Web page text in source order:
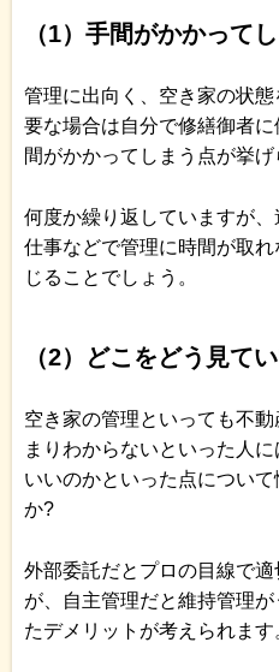
（1）手間がかかって
管理に出向く、空き家の状
要な場合は自分で修繕御者
間がかかってしまう点が挙げ
何度か繰り返していますが
仕事などで管理に時間が取
じることでしょう。
（2）どこをどう見て
空き家の管理といっても不
まりわからないといった人
いいのかといった点につい
か?
外部委託だとプロの目線で
が、自主管理だと維持管理
たデメリットが考えられます